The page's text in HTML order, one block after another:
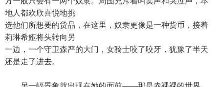
地人都欢欣喜悦地挑
选他们所想要的货品，在这里，奴隶更像是一种货币，接着
莉琳希娅将头转向另
一边，一个守卫森严的大门，女骑士咬了咬牙，犹豫了半天
还是走了进去。